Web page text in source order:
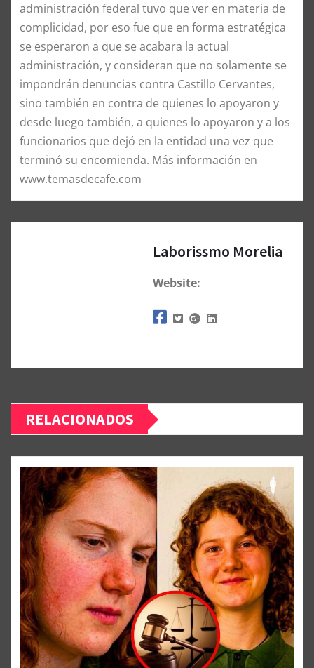
administración federal tuvo que ver en materia de
complicidad, por eso fue que en forma estratégica
se esperaron a que se acabara la actual
administración, y consideran que no solamente se
impondrán denuncias contra Castillo Cervantes,
sino también en contra de quienes lo apoyaron y
desde luego también, a quienes lo apoyaron y a los
funcionarios que dejó en la entidad una vez que
terminó su encomienda. Más información en
www.temasdecafe.com
Laborissmo Morelia
Website:
RELACIONADOS